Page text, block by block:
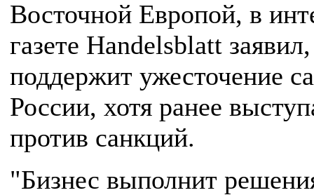
Восточной Европой, в
газете Handelsblatt
поддержит ужесточение
России, хотя ранее
против санкций.
"Бизнес выполнит